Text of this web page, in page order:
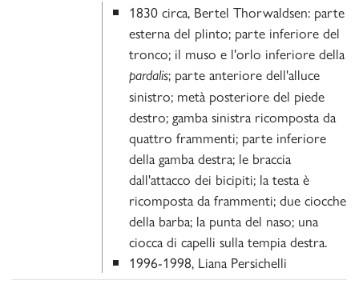
1830 circa, Bertel Thorwaldsen: parte
esterna del plinto; parte inferiore del
tronco; il muso e l'orlo inferiore della
pardalis; parte anteriore dell'alluce
sinistro; metà posteriore del piede
destro; gamba sinistra ricomposta da
quattro frammenti; parte inferiore
della gamba destra; le braccia
dall'attacco dei bicipiti; la testa è
ricomposta da frammenti; due ciocche
della barba; la punta del naso; una
ciocca di capelli sulla tempia destra.
1996-1998, Liana Persichelli